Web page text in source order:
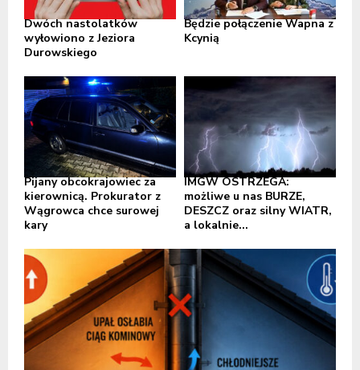
Dwóch nastolatków
wyłowiono z Jeziora
Durowskiego
Będzie połączenie Wapna z
Kcynią
Pijany obcokrajowiec za
kierownicą. Prokurator z
Wągrowca chce surowej
kary
IMGW OSTRZEGA:
możliwe u nas BURZE,
DESZCZ oraz silny WIATR,
a lokalnie...